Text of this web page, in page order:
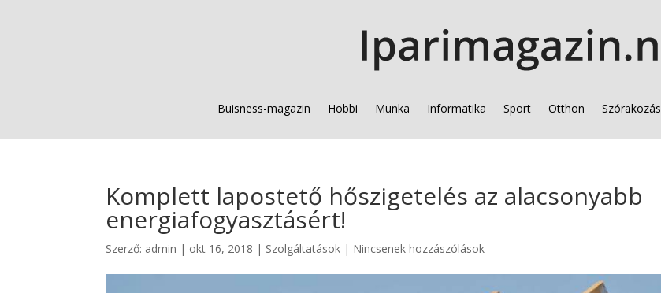
Buisness-magazin Hobbi Munka Informatika Sport Otthon Szórakozás
Komplett lapostető hőszigetelés az alacsonyabb
energiafogyasztásért!
Szerző: admin | okt 16, 2018 | Szolgáltatások | Nincsenek hozzászólások